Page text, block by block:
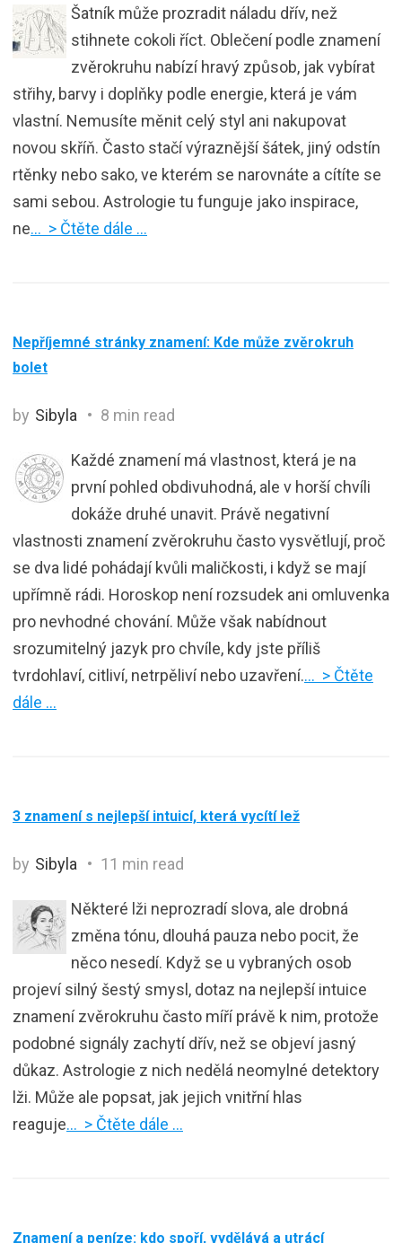
Šatník může prozradit náladu dřív, než
stihnete cokoli říct. Oblečení podle znamení
zvěrokruhu nabízí hravý způsob, jak vybírat
střihy, barvy i doplňky podle energie, která je vám
vlastní. Nemusíte měnit celý styl ani nakupovat
novou skříň. Často stačí výraznější šátek, jiný odstín
rtěnky nebo sako, ve kterém se narovnáte a cítíte se
sami sebou. Astrologie tu funguje jako inspirace,
ne… > Čtěte dále …
Nepříjemné stránky znamení: Kde může zvěrokruh
bolet
by Sibyla 8 min read
Každé znamení má vlastnost, která je na
první pohled obdivuhodná, ale v horší chvíli
dokáže druhé unavit. Právě negativní
vlastnosti znamení zvěrokruhu často vysvětlují, proč
se dva lidé pohádají kvůli maličkosti, i když se mají
upřímně rádi. Horoskop není rozsudek ani omluvenka
pro nevhodné chování. Může však nabídnout
srozumitelný jazyk pro chvíle, kdy jste příliš
tvrdohlaví, citliví, netrpěliví nebo uzavření.… > Čtěte
dále …
3 znamení s nejlepší intuicí, která vycítí lež
by Sibyla 11 min read
Některé lži neprozradí slova, ale drobná
změna tónu, dlouhá pauza nebo pocit, že
něco nesedí. Když se u vybraných osob
projeví silný šestý smysl, dotaz na nejlepší intuice
znamení zvěrokruhu často míří právě k nim, protože
podobné signály zachytí dřív, než se objeví jasný
důkaz. Astrologie z nich nedělá neomylné detektory
lži. Může ale popsat, jak jejich vnitřní hlas
reaguje… > Čtěte dále …
Znamení a peníze: kdo spoří, vydělává a utrácí